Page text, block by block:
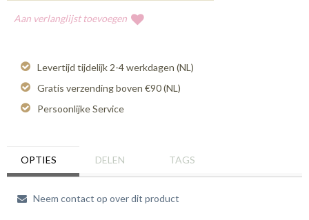
Aan verlanglijst toevoegen
Levertijd tijdelijk 2-4 werkdagen (NL)
Gratis verzending boven €90 (NL)
Persoonlijke Service
OPTIES DELEN TAGS
Neem contact op over dit product